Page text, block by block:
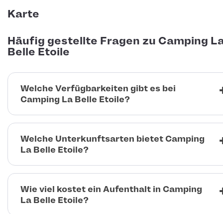
Karte
Häufig gestellte Fragen zu Camping
Belle Etoile
Welche Verfügbarkeiten gibt es bei
Camping La Belle Etoile?
Welche Unterkunftsarten bietet Camping
La Belle Etoile?
Wie viel kostet ein Aufenthalt in Camping
La Belle Etoile?